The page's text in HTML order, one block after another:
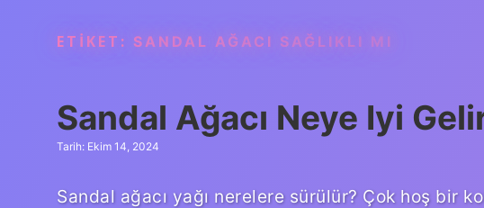
ETIKET: SANDAL AĞACI SAĞLIKLI MI
Sandal Ağacı Neye Iyi
Tarih: Ekim 14, 2024
Sandal ağacı yağı nerelere sürülür? Çok hoş bir